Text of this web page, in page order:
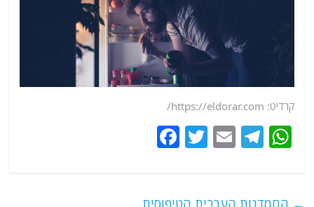
קרדיט: https://eldorar.com/
W
T
E
T